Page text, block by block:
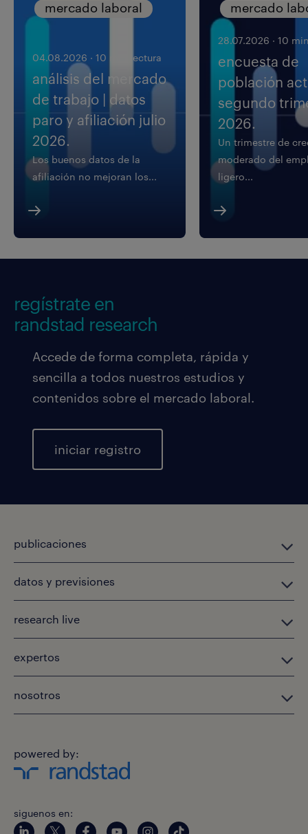
mercado laboral
04.08.2026 · 10 min lectura
análisis del mercado
de trabajo | datos
paro y afiliación julio
2026.
Los buenos datos de la
afiliación no mejoran los...
mercado
28.07.2026 · 10
encuesta de
población
segundo
2026.
Un trimestre de
moderado del
ligero...
regístrate en
randstad research
Accede de forma completa, rápida y
sencilla a todos nuestros estudios y
contenidos sobre el mercado laboral.
iniciar registro
publicaciones
datos y previsiones
research live
expertos
nosotros
powered by:
siguenos en: